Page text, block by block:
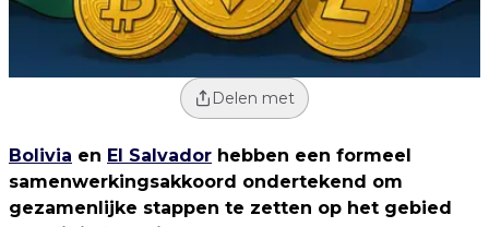
Delen met
Bolivia en El Salvador hebben een formeel
samenwerkingsakkoord ondertekend om
gezamenlijke stappen te zetten op het gebied